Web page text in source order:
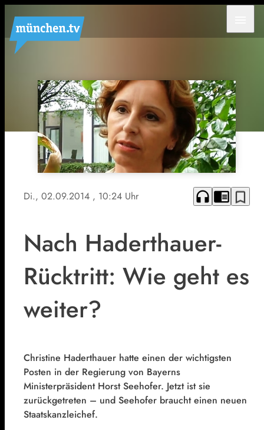
Di., 02.09.2014 , 10:24 Uhr headphones chrome_reader_mode bookmark_border
Nach Haderthauer-
Rücktritt: Wie geht es
weiter?
Christine Haderthauer hatte einen der wichtigsten
Posten in der Regierung von Bayerns
Ministerpräsident Horst Seehofer. Jetzt ist sie
zurückgetreten – und Seehofer braucht einen neuen
Staatskanzleichef.